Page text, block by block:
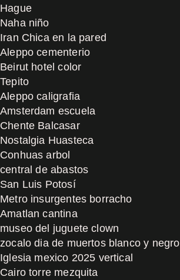
Hague
Naha niño
Iran Chica en la pared
Aleppo cementerio
Beirut hotel color
Tepito
Aleppo caligrafia
Amsterdam escuela
Chente Balcasar
Nostalgia Huasteca
Conhuas arbol
central de abastos
San Luis Potosí
Metro insurgentes borracho
Amatlan cantina
museo del juguete clown
zocalo dia de muertos blanco y negro
Iglesia mexico 2025 vertical
Cairo torre mezquita